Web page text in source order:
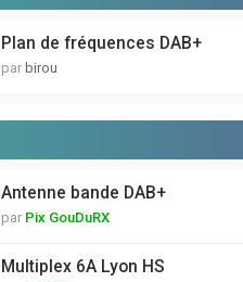
Plan de fréquences DAB+
par birou
Antenne bande DAB+
par Pix GouDuRX
Multiplex 6A Lyon HS